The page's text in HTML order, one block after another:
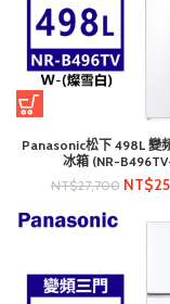
Panasonic松下 498L 變
冰箱 (NR-
NT$27,700 NT$